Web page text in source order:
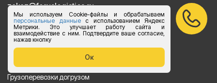
Мы используем Cookie-файлы и обрабатываем
персональные данныес использованием Яндекс
Метрики. Это улучшает работу сайта и
взаимодействие с ним. Подтвердите ваше согласие,
нажав кнопку
Ок
zakaz@foruslogistics.ru
Пишите по всем вопросаи
8 800 250 20 07
Ежедневно с 8:00 до 20:00
Грузоперевозки догрузом